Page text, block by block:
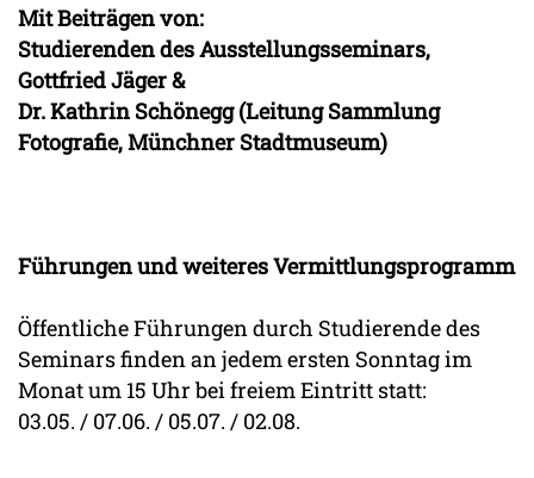
Mit Beiträgen von:
Studierenden des Ausstellungsseminars,
Gottfried Jäger &
Dr. Kathrin Schönegg (Leitung Sammlung
Fotografie, Münchner Stadtmuseum)
Führungen und weiteres Vermittlungsprogramm
Öffentliche Führungen durch Studierende des
Seminars finden an jedem ersten Sonntag im
Monat um 15 Uhr bei freiem Eintritt statt:
03.05. / 07.06. / 05.07. / 02.08.